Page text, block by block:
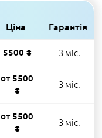
Ціна Гарантія
5500 ₴ 3 міс.
от 5500
₴
3 міс.
от 5500
₴
3 міс.